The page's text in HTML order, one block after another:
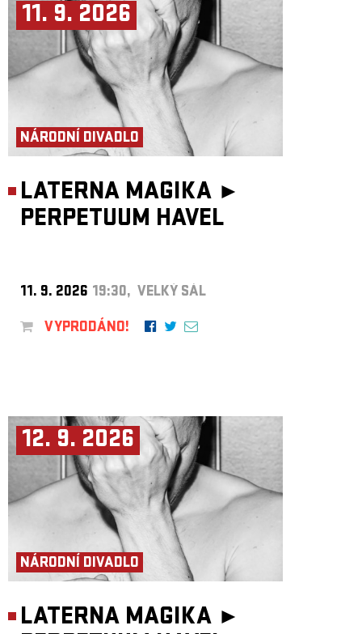
11. 9. 2026
NÁRODNÍ DIVADLO
LATERNA MAGIKA ►
PERPETUUM HAVEL
11. 9. 2026 19:30, VELKÝ SÁL
VYPRODÁNO!
12. 9. 2026
NÁRODNÍ DIVADLO
LATERNA MAGIKA ►